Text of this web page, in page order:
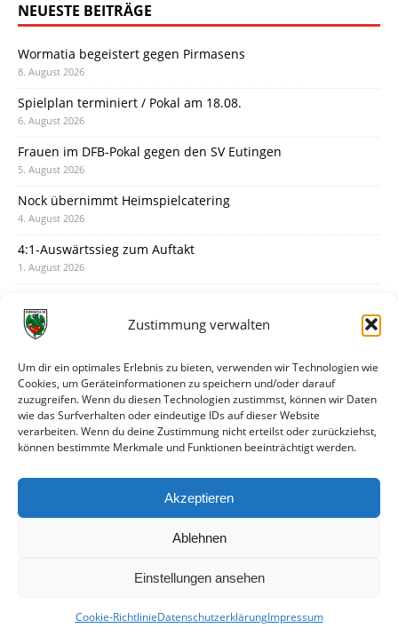
Zustimmung verwalten
Um dir ein optimales Erlebnis zu bieten, verwenden wir Technologien wie
Cookies, um Geräteinformationen zu speichern und/oder darauf
zuzugreifen. Wenn du diesen Technologien zustimmst, können wir Daten
wie das Surfverhalten oder eindeutige IDs auf dieser Website
verarbeiten. Wenn du deine Zustimmung nicht erteilst oder zurückziehst,
können bestimmte Merkmale und Funktionen beeinträchtigt werden.
Akzeptieren
Ablehnen
Einstellungen ansehen
Cookie-RichtlinieDatenschutzerklärungImpressum
NEUESTE BEITRÄGE
Wormatia begeistert gegen Pirmasens
8. August 2026
Spielplan terminiert / Pokal am 18.08.
6. August 2026
Frauen im DFB-Pokal gegen den SV Eutingen
5. August 2026
Nock übernimmt Heimspielcatering
4. August 2026
4:1-Auswärtssieg zum Auftakt
1. August 2026
31. Juli 2026
30. Juli 2026
Deine Spielminute: 89+1
28. Juli 2026
Neuer Rückensponsor
Neue Podcast-Folge: So tickt Björn!
27. Juli 2026
© VfR Wormatia Worms